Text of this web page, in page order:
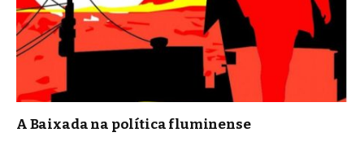
A Baixada na política fluminense